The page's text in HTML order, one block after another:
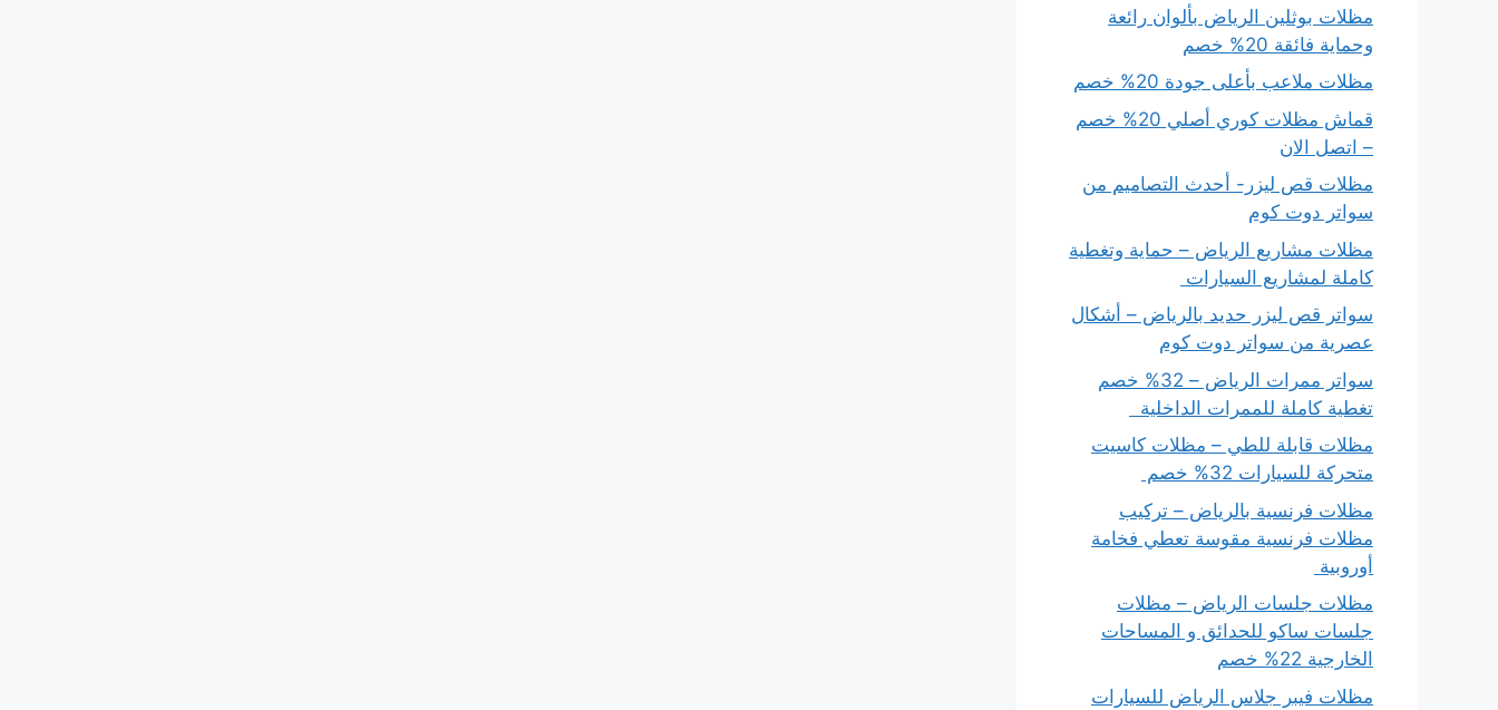
مظلات بوثلين الرياض بألوان رائعة
وحماية فائقة 20% خصم
مظلات ملاعب بأعلى جودة 20% خصم
قماش مظلات كوري أصلي 20% خصم
– اتصل الان
مظلات قص ليزر- أحدث التصاميم من
سواتر دوت كوم
مظلات مشاريع الرياض – حماية وتغطية
كاملة لمشاريع السيارات
سواتر قص ليزر حديد بالرياض – أشكال
عصرية من سواتر دوت كوم
سواتر ممرات الرياض – 32% خصم
تغطية كاملة للممرات الداخلية
مظلات قابلة للطي – مظلات كاسيت
متحركة للسيارات 32% خصم
مظلات فرنسية بالرياض – تركيب
مظلات فرنسية مقوسة تعطي فخامة
أوروبية
مظلات جلسات الرياض – مظلات
جلسات ساكو للحدائق و المساحات
الخارجية 22% خصم
مظلات فيبر جلاس الرياض للسيارات